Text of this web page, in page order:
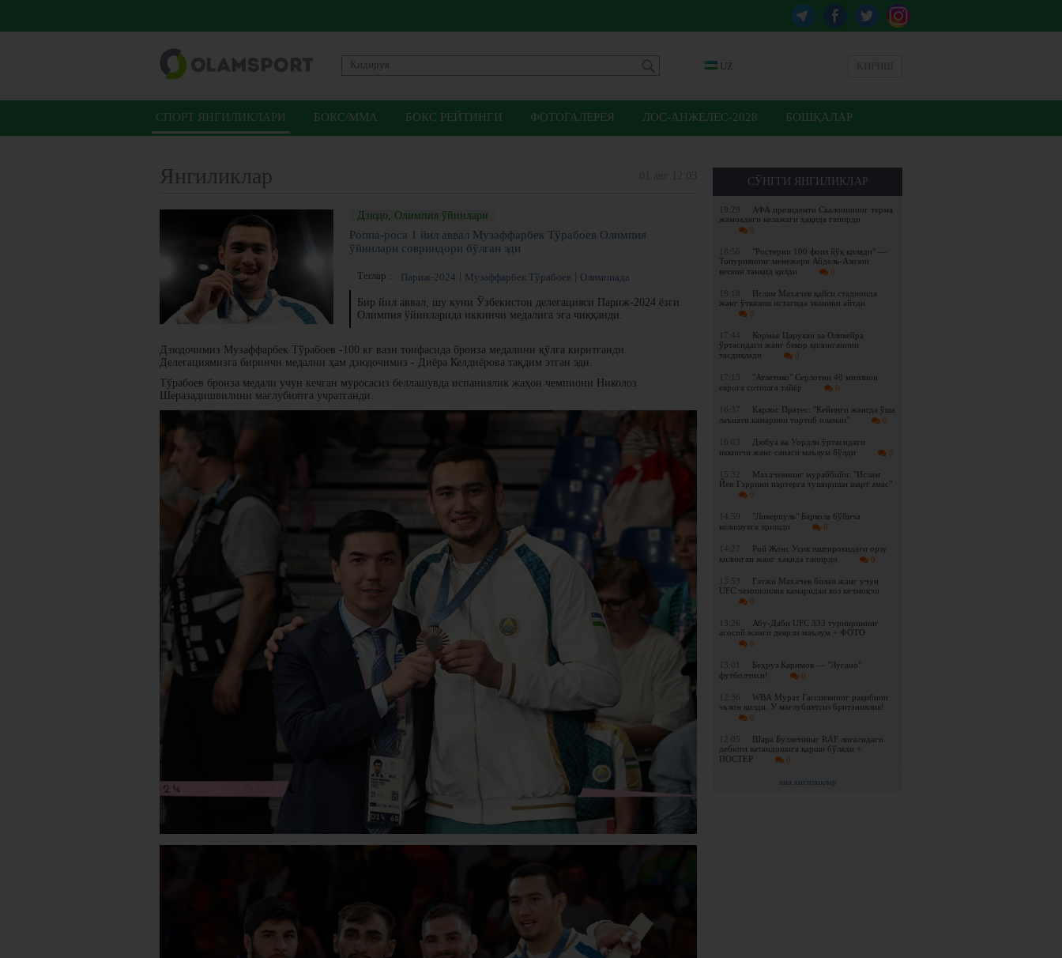
UZ
СПОРТ ЯНГИЛИКЛАРИ БОКС/ММА БОКС РЕЙТИНГИ ФОТОГАЛЕРЕЯ ЛОС-АНЖЕЛЕС-2028 БОШҚАЛАР
СЎНГГИ ЯНГИЛИКЛАР
19:29
АФА президенти Скалонининг терма
жамоадаги келажаги ҳақида гапирди
0
18:56
"Ростерни 100 фоиз йўқ қилади" —
Топуриянинг менежери Абдель-Азизни
кескин танқид қилди
0
18:18
Ислам Махачев қайси стадионда
жанг ўтказиш истагида эканини айтди
0
17:44
Кормье Царукян ва Оливейра
ўртасидаги жанг бекор қилинганини
тасдиқлади
0
17:13
"Атлетико" Серлотни 40 миллион
еврога сотишга тайёр
0
16:37
Карлос Пратес: "Кейинги жангда ўша
лаънати камарини тортиб оламан"
0
16:03
Дюбуа ва Уордли ўртасидаги
иккинчи жанг санаси маълум бўлди
0
15:32
Махачевнинг мураббийи: "Ислам
Йен Гэррини партерга тушириши шарт эмас"
0
14:59
"Ливерпуль" Баркола бўйича
келишувга эришди
0
14:27
Рой Жонс Усик иштирокидаги орзу
қилинган жанг ҳақида гапирди
0
13:53
Гэтжи Махачев билан жанг учун
UFC чемпионлик камаридан воз кечмоқчи
0
13:26
Абу-Даби UFC 333 турнирининг
асосий жанги деярли маълум + ФОТО
0
13:01
Беҳруз Каримов — "Лугано"
футболчиси!
0
12:36
WBА Мурат Гассиевнинг рақибини
эълон қилди. У мағлубиятсиз британиялик!
0
12:05
Шара Буллетнинг RAF лигасидаги
дебюти ватандошига қарши бўлади +
ПОСТЕР
0
яна янгиликлар
Янгиликлар
Дзюдо, Олимпия ўйинлари
Роппа-роса 1 йил аввал Музаффарбек Тўрабоев Олимпия
ўйинлари совриндори бўлган эди
Теглар : Париж-2024 Музаффарбек Тўрабоев Олимпиада
Бир йил аввал, шу куни Ўзбекистон делегацияси Париж-2024 ёзги
Олимпия ўйинларида иккинчи медалига эга чиққанди.
Дзюдочимиз Музаффарбек Тўрабоев -100 кг вазн тоифасида бронза медалини қўлга киритганди.
Делегациямизга биринчи медални ҳам дзюдочимиз - Диёра Келдиёрова тақдим этган эди.
Тўрабоев бронза медали учун кечган муросасиз беллашувда испаниялик жаҳон чемпиони Николоз
Шеразадишвилини мағлубиятга учратганди.